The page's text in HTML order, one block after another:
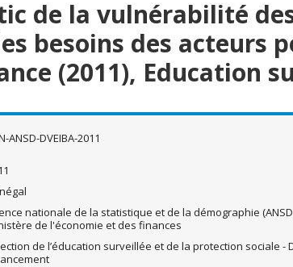
de la vulnérabilité
besoins des acteurs
(2011), Education
ANSD-DVEIBA-2011
nationale de la statistique et de la démographie
de l'économie et des finances
de l’éducation surveillée et de la protection sociale -